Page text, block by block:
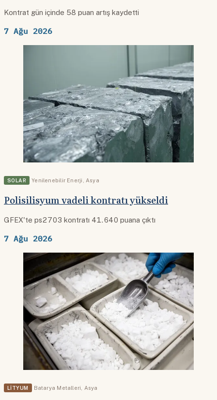
Kontrat gün içinde 58 puan artış kaydetti
7 Ağu 2026
SOLAR Yenilenebilir Enerji Asya
Polisilisyum vadeli kontratı yükseldi
GFEX'te ps2703 kontratı 41.640 puana çıktı
7 Ağu 2026
LITYUM Batarya Metalleri Asya